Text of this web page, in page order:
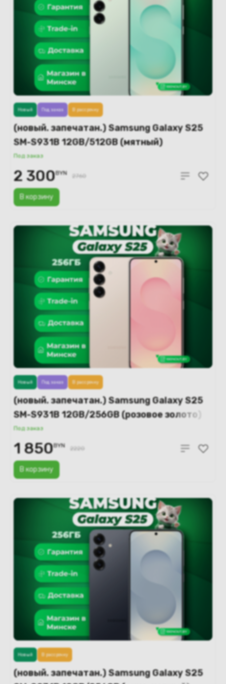
(новый. запечатан.) Samsung Galaxy S25
SM-S931B 12GB/512GB (мятный)
Под заказ
В корзину
Новый Под заказ В рассрочку
2 300BYN 2760
(новый. запечатан.) Samsung Galaxy S25
SM-S931B 12GB/256GB (розовое золото)
Под заказ
В корзину
Новый Под заказ В рассрочку
1 850BYN 2220
(новый. запечатан.) Samsung Galaxy S25
Новый В рассрочку